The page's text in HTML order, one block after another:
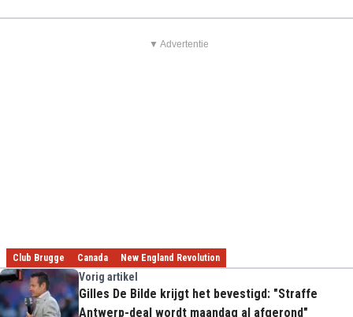
▼ Advertentie
Club Brugge Canada New England Revolution
Vorig artikel
Gilles De Bilde krijgt het bevestigd: "Straffe
Antwerp-deal wordt maandag al afgerond"